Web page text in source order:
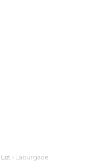
Lot › Laburgade